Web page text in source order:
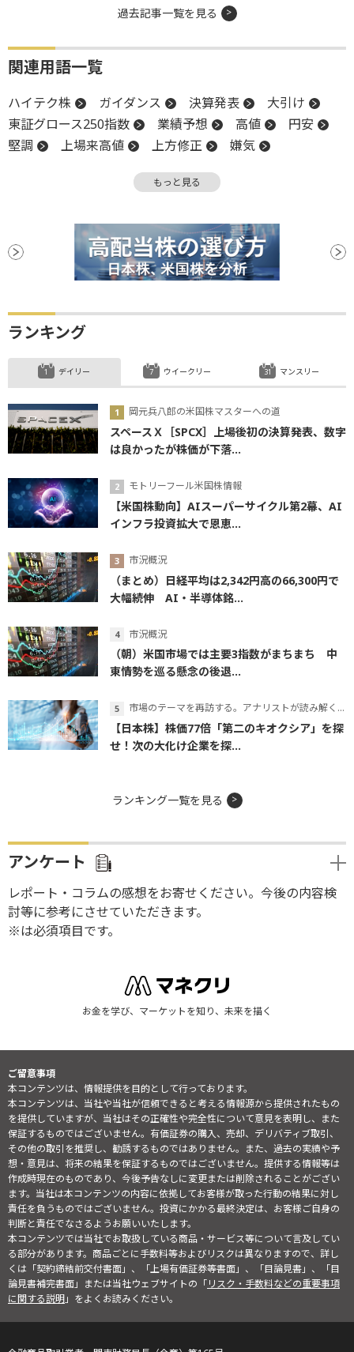
過去記事一覧を見る
関連用語一覧
ハイテク株 ガイダンス 決算発表
大引け
東証グロース250指数
業績予想 高値
円安
堅調
上場来高値 上方修正
嫌気
上値 業績見通し
もっと見る
ランキング
デイリー
岡元兵八郎の米国株マスターへの道
スペースＸ［SPCX］上場後初の決算発表、数字
は良かったが株価が下落...
モトリーフール米国株情報
【米国株動向】AIスーパーサイクル第2幕、AI
インフラ投資拡大で恩恵...
市況概況
（まとめ）日経平均は2,342円高の66,300円で
大幅続伸 AI・半導体銘...
市況概況
（朝）米国市場では主要3指数がまちまち 中
東情勢を巡る懸念の後退...
市場のテーマを再訪する。アナリストが読み解くテーマの本質
【日本株】株価77倍「第二のキオクシア」を探
せ！次の大化け企業を探...
ウイークリー マンスリー
ランキング一覧を見る
アンケート
レポート・コラムの感想をお寄せください。今後の内容検
討等に参考にさせていただきます。
※は必須項目です。
お金を学び、マーケットを知り、未来を描く
ご留意事項
本コンテンツは、情報提供を目的として行っております。
本コンテンツは、当社や当社が信頼できると考える情報源から提供されたもの
を提供していますが、当社はその正確性や完全性について意見を表明し、また
保証するものではございません。有価証券の購入、売却、デリバティブ取引、
その他の取引を推奨し、勧誘するものではありません。また、過去の実績や予
想・意見は、将来の結果を保証するものではございません。提供する情報等は
作成時現在のものであり、今後予告なしに変更または削除されることがござい
ます。当社は本コンテンツの内容に依拠してお客様が取った行動の結果に対し
責任を負うものではございません。投資にかかる最終決定は、お客様ご自身の
判断と責任でなさるようお願いいたします。
本コンテンツでは当社でお取扱している商品・サービス等について言及してい
る部分があります。商品ごとに手数料等およびリスクは異なりますので、詳し
くは「契約締結前交付書面」、「上場有価証券等書面」、「目論見書」、「目
論見書補完書面」または当社ウェブサイトの「リスク・手数料などの重要事項
に関する説明」をよくお読みください。